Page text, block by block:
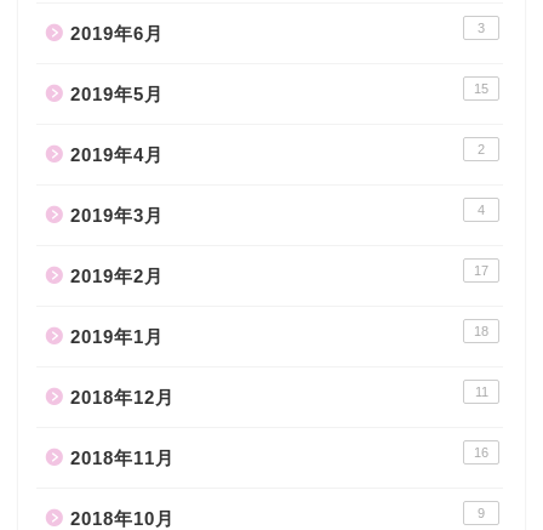
2019年6月 3
2019年5月 15
2019年4月 2
2019年3月 4
2019年2月 17
2019年1月 18
2018年12月 11
2018年11月 16
2018年10月 9